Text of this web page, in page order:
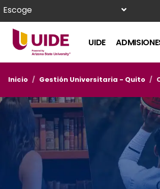
Escoge
UIDE
Inicio / Gestión Universitaria - Quito /